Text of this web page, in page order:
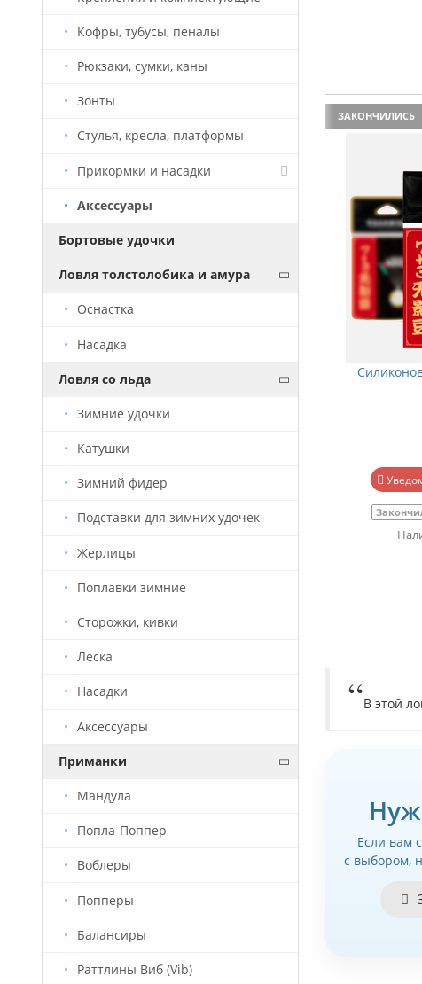
Кофры, тубусы, пеналы
Рюкзаки, сумки, каны
Зонты
Стулья, кресла, платформы
Прикормки и насадки
Насадки Старый Призрак
Аксессуары
Бортовые удочки
Ловля толстолобика и амура
Оснастка
Насадка
Ловля со льда
Зимние удочки
Катушки
Зимний фидер
Подставки для зимних удочек
Жерлицы
Поплавки зимние
Сторожки, кивки
Леска
Насадки
Аксессуары
Приманки
Мандула
Попла-Поппер
Воблеры
Попперы
Балансиры
Раттлины Виб (Vib)
Свинцовая лента для грузил "Tab"
(ширина 7мм, 1 шт)
В корзину
В наличии АртикулАХ0017
ЗАКОНЧИЛИСЬ
В этой
Если вам
с выбором,